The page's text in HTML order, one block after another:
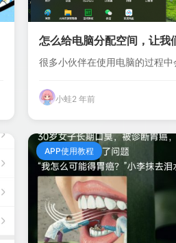
怎么给电脑分配空间，让我
很多小伙伴在使用电脑的过程中
小蛙2 年前
APP使用教程